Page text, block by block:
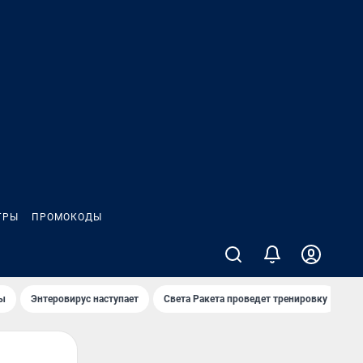
ПРОМОКОДЫ
Энтеровирус наступает Света Ракета проведет тренировку